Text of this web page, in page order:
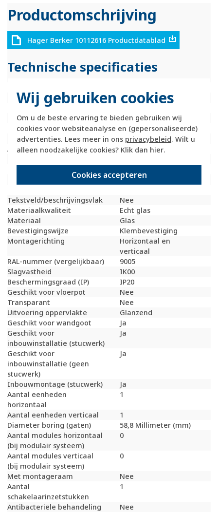
Wij gebruiken cookies
Om u de beste ervaring te bieden gebruiken wij
cookies voor websiteanalyse en (gepersonaliseerde)
advertenties. Lees meer in ons privacybeleid. Wilt u
alleen noodzakelijke cookies? Klik dan hier.
Cookies accepteren
Productomschrijving
Hager Berker 10112616 Productdatablad
Technische specificaties
Kleur
Zwart
Breedte
Halogeenvrij
Ja
Hoogte
90 Millimeter (mm)
Diepte
7,5 Millimeter (mm)
Aantal eenheden
1
90 Millimeter (mm)
Tekstveld/beschrijvingsvlak
Nee
Materiaalkwaliteit
Echt glas
Materiaal
Glas
Bevestigingswijze
Klembevestiging
Montagerichting
Horizontaal en
verticaal
RAL-nummer (vergelijkbaar)
9005
Slagvastheid
IK00
Beschermingsgraad (IP)
IP20
Geschikt voor vloerpot
Nee
Transparant
Nee
Uitvoering oppervlakte
Glanzend
Geschikt voor wandgoot
Ja
Geschikt voor
inbouwinstallatie (stucwerk)
Ja
Geschikt voor
inbouwinstallatie (geen
stucwerk)
Ja
Inbouwmontage (stucwerk)
Ja
Aantal eenheden
horizontaal
1
Aantal eenheden verticaal
1
Diameter boring (gaten)
58,8 Millimeter (mm)
Aantal modules horizontaal
(bij modulair systeem)
0
Aantal modules verticaal
(bij modulair systeem)
0
Met montageraam
Nee
Aantal
schakelaarinzetstukken
1
Antibacteriële behandeling Nee